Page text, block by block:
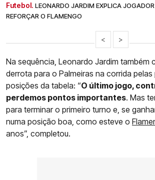
Futebol. LEONARDO JARDIM EXPLICA
REFORÇAR O FLAMENGO
< >
Na sequência, Leonardo Jardim também
derrota para o Palmeiras na corrida pelas
posições da tabela: “O último jogo,
perdemos pontos importantes. Mas
para terminar o primeiro turno e, se
numa posição boa, como esteve o
anos”, completou.